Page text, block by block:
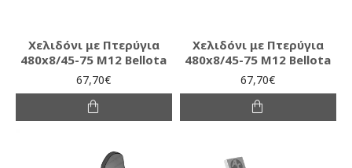
Χελιδόνι με Πτερύγια
480x8/45-75 Μ12 Bellota
67,70€
Χελιδόνι με Πτερύγια
480x8/45-75 Μ12 Bellota
67,70€